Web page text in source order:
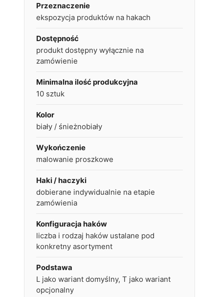
Przeznaczenie
ekspozycja produktów na hakach
Dostępność
produkt dostępny wyłącznie na
zamówienie
Minimalna ilość produkcyjna
10 sztuk
Kolor
biały / śnieżnobiały
Wykończenie
malowanie proszkowe
Haki / haczyki
dobierane indywidualnie na etapie
zamówienia
Konfiguracja haków
liczba i rodzaj haków ustalane pod
konkretny asortyment
Podstawa
L jako wariant domyślny, T jako wariant
opcjonalny